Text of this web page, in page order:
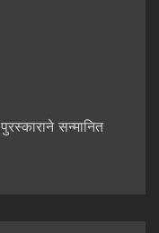
सन्मानित